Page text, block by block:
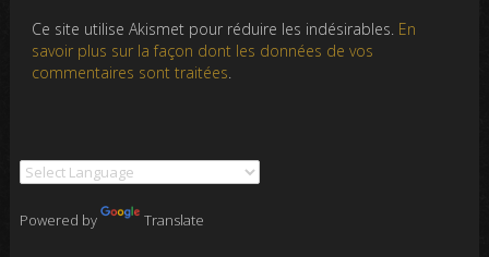
Ce site utilise Akismet pour réduire les indésirables. En
savoir plus sur la façon dont les données de vos
commentaires sont traitées.
Powered by Translate